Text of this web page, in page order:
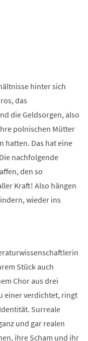
hinter sich
das
die Geldsorgen, also
polnischen Mütter
hatten. Das hat eine
nachfolgende
den so
Kraft! Also hängen
wieder ins
Stück auch
Chor aus drei
einer verdichtet, ringt
Surreale
und gar realen
ihre Scham und ihr